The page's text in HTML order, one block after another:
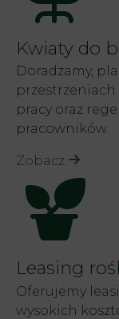
Kwiaty do
Doradzamy,
pracy oraz
pracowników.
Zobacz
Leasing
Oferujemy
wysokich